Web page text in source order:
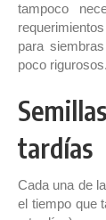
tampoco
para
poco rigurosos.
tardías
Cada una de
el tiempo que